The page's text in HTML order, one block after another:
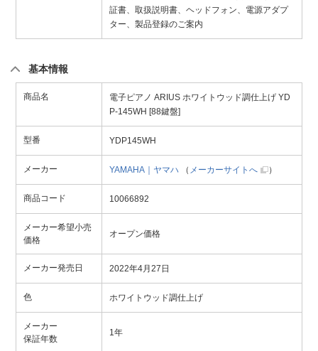
証書、取扱説明書、ヘッドフォン、電源アダプ
ター、製品登録のご案内
基本情報
商品名
電子ピアノ ARIUS ホワイトウッド調仕上げ YD
P-145WH [88鍵盤]
型番 YDP145WH
メーカー YAMAHA｜ヤマハ （ メーカーサイトへ ）
商品コード 10066892
メーカー希望小売
価格
オープン価格
メーカー発売日 2022年4月27日
色 ホワイトウッド調仕上げ
メーカー
保証年数
1年